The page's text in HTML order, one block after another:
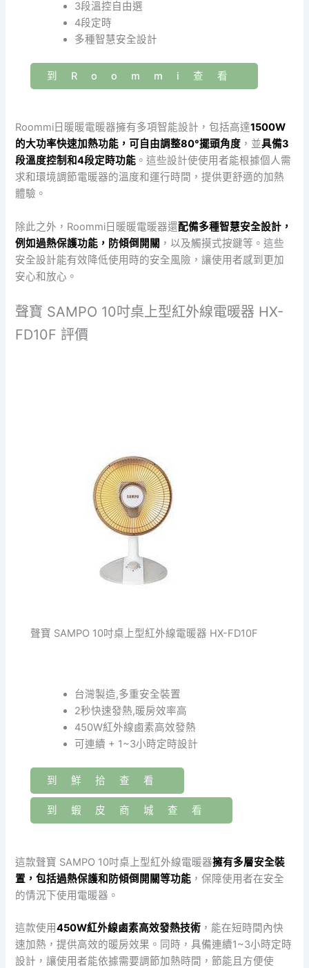
3段溫控自由選
4段定時
多種智慧安全設計
到Roommi查看
Roommi日暖暖電暖器擁有多項智能設計，包括高達1500W
的大功率快速加熱功能，可自由調整80°擺頭角度 ，並具備3
段溫度控制和4段定時功能 。這些設計使使用者能根據個人需
求和環境調節電暖器的溫度和運行時間，提供更舒適的加熱
體驗。
除此之外，Roommi日暖暖電暖器還配備多種智慧安全設計，
例如過熱保護功能，防傾倒開關 ，以及觸摸式按鍵等。這些
安全設計能有效降低使用時的安全風險，讓使用者感到更加
安心和放心。
聲寶 SAMPO 10吋桌上型紅外線電暖器 HX-
FD10F 評價
聲寶 SAMPO 10吋桌上型紅外線電暖器 HX-FD10F
台灣製造,多重安全裝置
2秒快速發熱,暖房效率高
450W紅外線鹵素高效發熱
可連續 + 1~3小時定時設計
到鮮拾查看
到蝦皮商城查看
這款聲寶 SAMPO 10吋桌上型紅外線電暖器擁有多層安全裝
置，包括過熱保護和防傾倒開關等功能 ，保障使用者在安全
的情況下使用電暖器。
這款使用450W紅外線鹵素高效發熱技術 ，能在短時間內快
速加熱，提供高效的暖房效果。同時，具備連續1~3小時定時
設計，讓使用者能依據需要調節加熱時間，節能且方便使